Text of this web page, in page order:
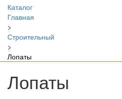
Каталог
Главная
>
Строительный
>
Лопаты
Лопаты